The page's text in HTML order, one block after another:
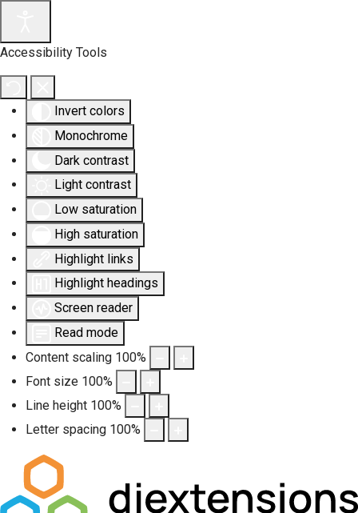
Accessibility Tools
Invert colors
Monochrome
Dark contrast
Light contrast
Low saturation
High saturation
Highlight links
Highlight headings
Screen reader
Read mode
Content scaling 100%
Font size 100%
Line height 100%
Letter spacing 100%